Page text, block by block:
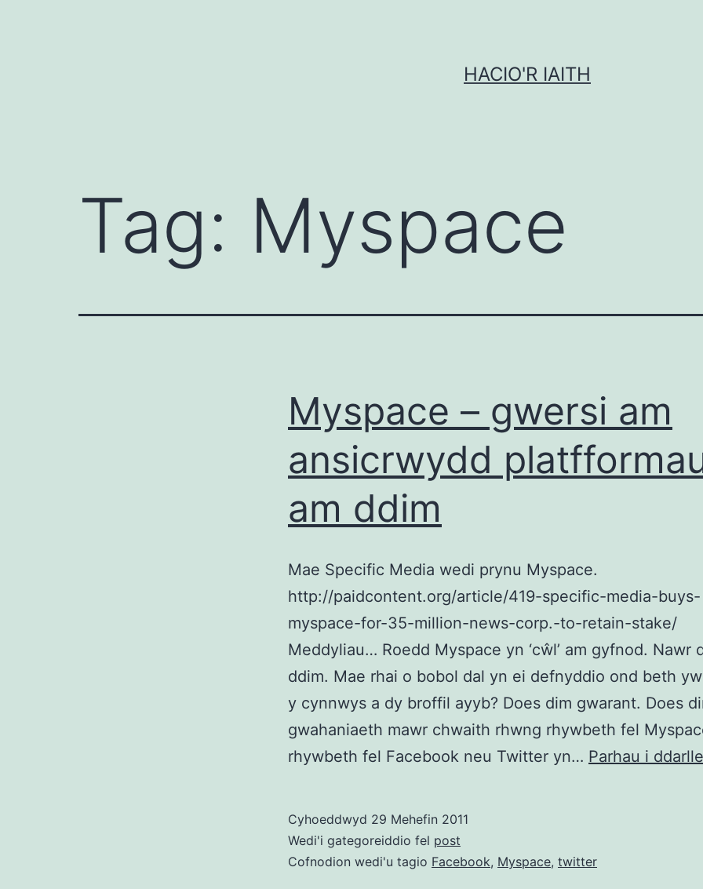
HACIO'R IAITH
Tag: Myspace
Myspace – gwersi am
ansicrwydd
am ddim
Mae Specific Media wedi prynu Myspace.
http://paidcontent.org/article/419-specific-media-buys-
myspace-for-35-million-news-corp.-to-retain-stake/
Meddyliau… Roedd Myspace yn ‘cŵl’ am gyfnod. Nawr
ddim. Mae rhai o bobol dal yn ei defnyddio ond beth
y cynnwys a dy broffil ayyb? Does dim gwarant. Does
gwahaniaeth mawr chwaith rhwng rhywbeth fel
rhywbeth fel Facebook neu Twitter yn… Parhau i
Cyhoeddwyd 29 Mehefin 2011
Wedi'i gategoreiddio fel post
Cofnodion wedi'u tagio Facebook, Myspace, twitter